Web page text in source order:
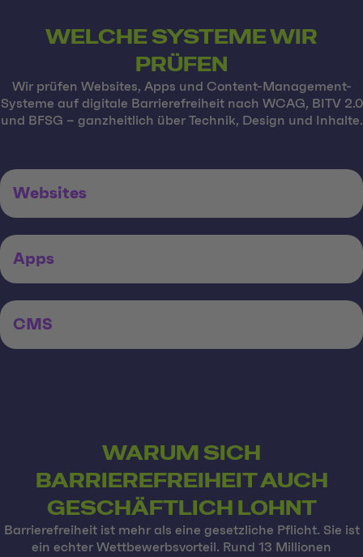
WELCHE SYSTEME WIR
PRÜFEN
Wir prüfen Websites, Apps und Content-Management-
Systeme auf digitale Barrierefreiheit nach WCAG, BITV 2.0
und BFSG – ganzheitlich über Technik, Design und Inhalte.
Websites
Apps
CMS
WARUM SICH
BARRIEREFREIHEIT AUCH
GESCHÄFTLICH LOHNT
Barrierefreiheit ist mehr als eine gesetzliche Pflicht. Sie ist
ein echter Wettbewerbsvorteil. Rund 13 Millionen